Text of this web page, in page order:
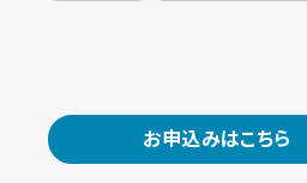
お申込みはこちら